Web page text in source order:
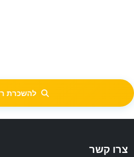
להשכרת
צרו קשר